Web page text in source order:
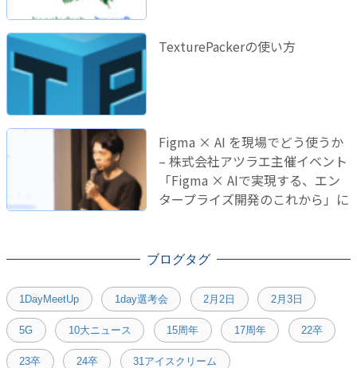
TexturePackerの使い方
Figma × AI を現場でどう使うか
– 株式会社アツラエ主催イベント
「Figma × AIで実現する、エン
タープライズ開発のこれから」に
ブログタグ
1DayMeetUp 1day選考会 2月2日 2月3日
5G 10大ニュース 15周年 17周年 22卒
23卒 24卒 31アイスクリーム